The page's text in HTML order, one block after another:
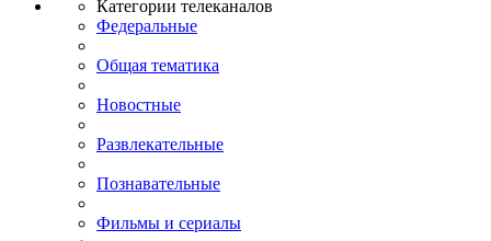
Категории телеканалов
Федеральные
Общая тематика
Новостные
Развлекательные
Познавательные
Фильмы и сериалы